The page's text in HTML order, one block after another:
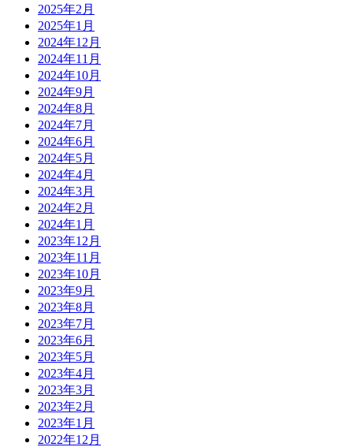
2025年2月
2025年1月
2024年12月
2024年11月
2024年10月
2024年9月
2024年8月
2024年7月
2024年6月
2024年5月
2024年4月
2024年3月
2024年2月
2024年1月
2023年12月
2023年11月
2023年10月
2023年9月
2023年8月
2023年7月
2023年6月
2023年5月
2023年4月
2023年3月
2023年2月
2023年1月
2022年12月